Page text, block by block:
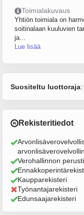
Toimialakuvaus
Yhtiön toimiala on
soitinalaan kuuluvien
ja...
Lue lisää
Suositeltu luottoraja:
Rekisteritiedot
Verohallinnon
Kaupparekisteri
Työnantajarekisteri
Edunsaajarekisteri